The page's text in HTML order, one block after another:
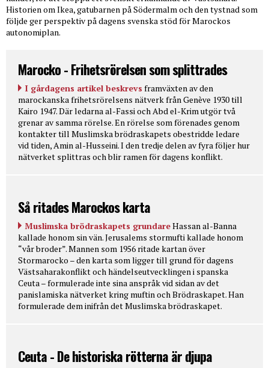
Historien om Ikea, gatubarnen på Södermalm och den tystnad som
följde ger perspektiv på dagens svenska stöd för Marockos
autonomiplan.
Marocko - Frihetsrörelsen som splittrades
I gårdagens artikel beskrevs framväxten av den
marockanska frihetsrörelsens nätverk från Genève 1930 till
Kairo 1947. Där ledarna al-Fassi och Abd el-Krim utgör två
grenar av samma rörelse. En rörelse som förenades genom
kontakter till Muslimska brödraskapets obestridde ledare
vid tiden, Amin al-Husseini. I den tredje delen av fyra följer hur
nätverket splittras och blir ramen för dagens konflikt.
Så ritades Marockos karta
Muslimska brödraskapets grundareHassan al-Banna
kallade honom sin vän. Jerusalems stormufti kallade honom
“vår broder”. Mannen som 1956 ritade kartan över
Stormarocko – den karta som ligger till grund för dagens
Västsaharakonflikt och händelseutvecklingen i spanska
Ceuta – formulerade inte sina anspråk vid sidan av det
panislamiska nätverket kring muftin och Brödraskapet. Han
formulerade dem inifrån det Muslimska brödraskapet.
Ceuta - De historiska rötterna är djupa